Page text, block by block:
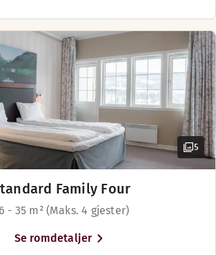
5
Family Four
- 35 m² (Maks. 4 gjester)
Se romdetaljer